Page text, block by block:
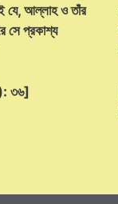
যে, আল্লাহ ও তাঁর
সে প্রকাশ্য
৩৬]